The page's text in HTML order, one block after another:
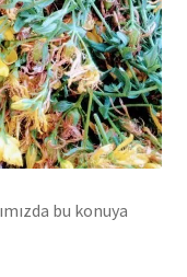
bu konuya